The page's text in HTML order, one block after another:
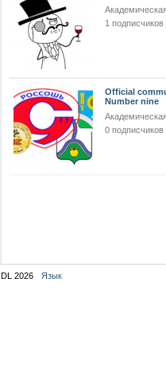
1 подписчиков
Official
Number nine
0 подписчиков
DL 2026 Язык